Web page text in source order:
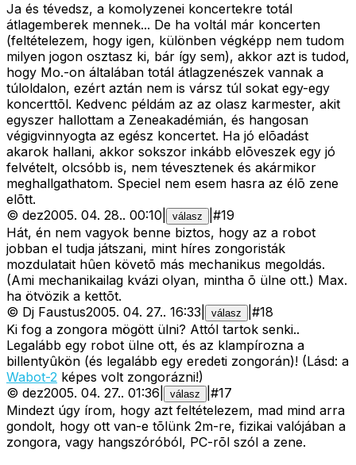
Ja és tévedsz, a komolyzenei koncertekre totál
átlagemberek mennek... De ha voltál már koncerten
(feltételezem, hogy igen, különben végképp nem tudom
milyen jogon osztasz ki, bár így sem), akkor azt is tudod,
hogy Mo.-on általában totál átlagzenészek vannak a
túloldalon, ezért aztán nem is vársz túl sokat egy-egy
koncerttõl. Kedvenc példám az az olasz karmester, akit
egyszer hallottam a Zeneakadémián, és hangosan
végigvinnyogta az egész koncertet. Ha jó elõadást
akarok hallani, akkor sokszor inkább elõveszek egy jó
felvételt, olcsóbb is, nem tévesztenek és akármikor
meghallgathatom. Speciel nem esem hasra az élõ zene
elõtt.
© dez2005. 04. 28.. 00:10 válasz #19
Hát, én nem vagyok benne biztos, hogy az a robot
jobban el tudja játszani, mint híres zongoristák
mozdulatait hûen követõ más mechanikus megoldás.
(Ami mechanikailag kvázi olyan, mintha õ ülne ott.) Max.
ha ötvözik a kettõt.
© Dj Faustus2005. 04. 27.. 16:33 válasz #18
Ki fog a zongora mögött ülni? Attól tartok senki..
Legalább egy robot ülne ott, és az klampírozna a
billentyûkön (és legalább egy eredeti zongorán)! (Lásd: a
Wabot-2 képes volt zongorázni!)
© dez2005. 04. 27.. 01:36 válasz #17
Mindezt úgy írom, hogy azt feltételezem, mad mind arra
gondolt, hogy ott van-e tõlünk 2m-re, fizikai valójában a
zongora, vagy hangszóróból, PC-rõl szól a zene.